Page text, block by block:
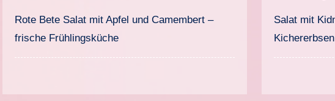
Kresse
Rote Bete Salat mit Apfel und Camembert –
frische Frühlingsküche
Salat mit Kidneybohnen, Gurken, Paprika und
Kichererbsen